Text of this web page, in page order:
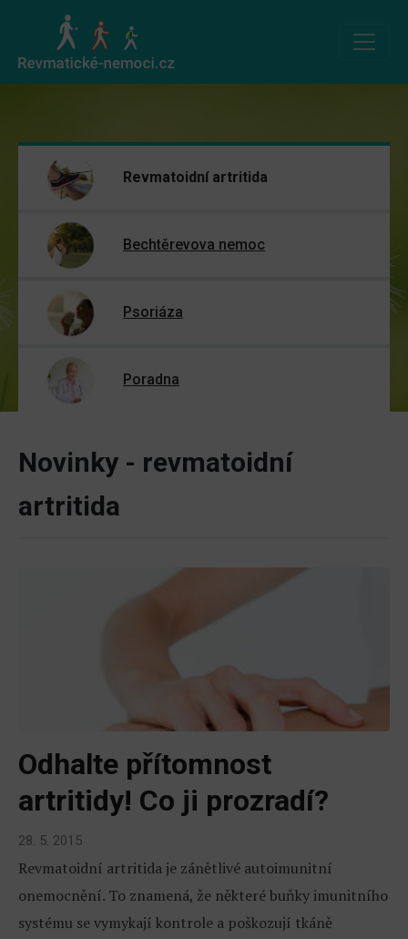
Revmatoidní artritida
Bechtěrevova nemoc
Psoriáza
Poradna
Novinky - revmatoidní
artritida
Odhalte přítomnost
artritidy! Co ji prozradí?
28. 5. 2015
Revmatoidní artritida je zánětlivé autoimunitní
onemocnění. To znamená, že některé buňky imunitního
systému se vymykají kontrole a poškozují tkáně